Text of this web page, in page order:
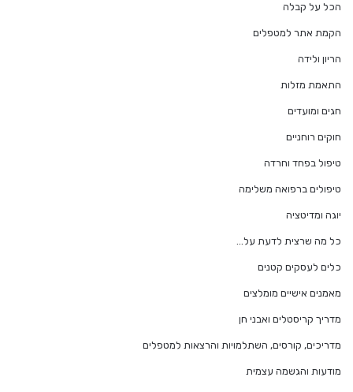
הכל על קבלה
הקמת אתר למטפלים
הריון ולידה
התאמת מזלות
חגים ומועדים
חוקים רוחניים
טיפול בפחד וחרדה
טיפולים ברפואה משלימה
יוגה ומדיטציה
כל מה שרצית לדעת על…
כלים לעסקים קטנים
מאמנים אישיים מומלצים
מדריך קריסטלים ואבני חן
מדריכים, קורסים, השתלמויות והרצאות למטפלים
מודעות והגשמה עצמית